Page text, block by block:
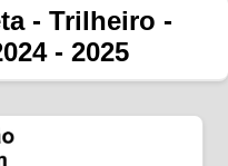
- Trilheiro -
- 2025